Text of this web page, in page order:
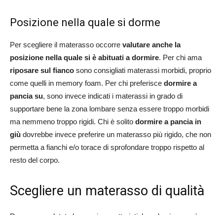
Posizione nella quale si dorme
Per scegliere il materasso occorre valutare anche la
posizione nella quale si è abituati a dormire. Per chi ama
riposare sul fianco sono consigliati materassi morbidi, proprio
come quelli in memory foam. Per chi preferisce dormire a
pancia su, sono invece indicati i materassi in grado di
supportare bene la zona lombare senza essere troppo morbidi
ma nemmeno troppo rigidi. Chi è solito dormire a pancia in
giù dovrebbe invece preferire un materasso più rigido, che non
permetta a fianchi e/o torace di sprofondare troppo rispetto al
resto del corpo.
Scegliere un materasso di qualità